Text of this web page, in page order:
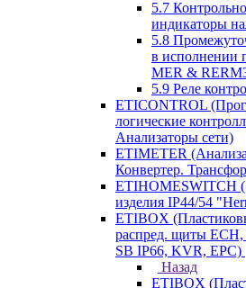
5.7
индикаторы
5.8
в исполнении
MER &
5.9 Реле
ETICONTROL
логические
Анализаторы сети)
ETIMETER
Конвертер.
ETIHOMESWITCH
изделия IP44/54
ETIBOX
распред. щиты
SB IP66, KVR, EPC)
Назад
ETIBOX